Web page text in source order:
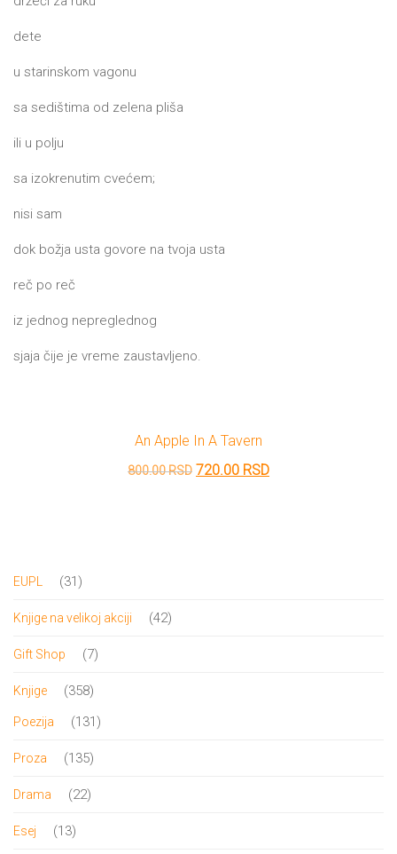
dete
u starinskom vagonu
sa sedištima od zelena pliša
ili u polju
sa izokrenutim cvećem;
nisi sam
dok božja usta govore na tvoja usta
reč po reč
iz jednog nepreglednog
sjaja čije je vreme zaustavljeno.
An Apple In A Tavern
800.00RSD Originalna
720.00 RSDTrenutna
EUPL 3131
Knjige na velikoj akciji 4242
Gift Shop 77
Knjige 358358
proizvoda
Poezija 131131
Proza 135135
Drama 2222
Esej 1313